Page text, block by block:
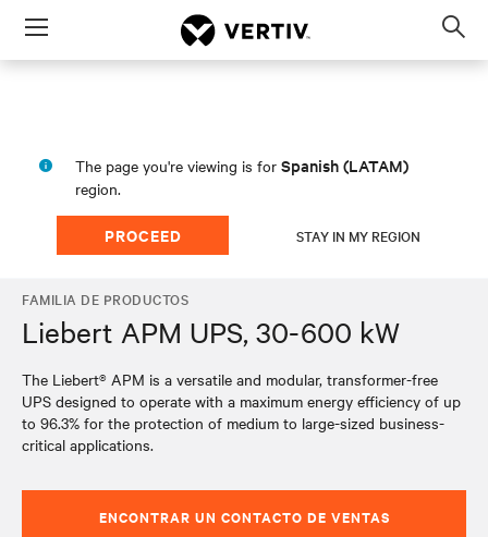
Menu
The page you're viewing is for Spanish (LATAM)
region.
PROCEED STAY IN MY REGION
FAMILIA DE PRODUCTOS
Liebert APM UPS, 30-600 kW
The Liebert® APM is a versatile and modular, transformer-free
UPS designed to operate with a maximum energy efficiency of up
to 96.3% for the protection of medium to large-sized business-
critical applications.
ENCONTRAR UN CONTACTO DE VENTAS